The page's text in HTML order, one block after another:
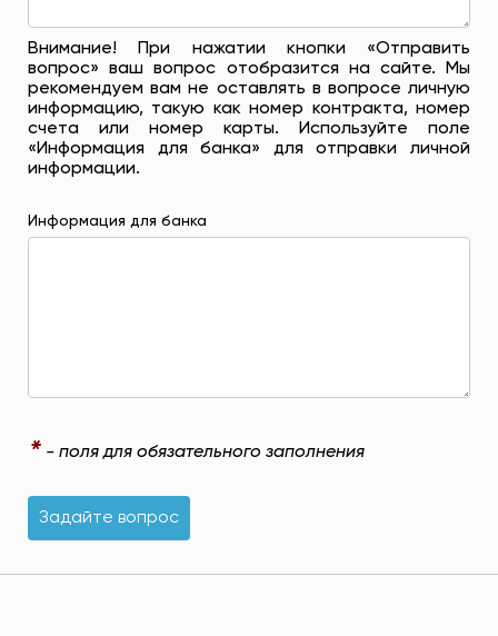
Внимание! При нажатии кнопки «Отправить
вопрос» ваш вопрос отобразится на сайте. Мы
рекомендуем вам не оставлять в вопросе личную
информацию, такую ​​как номер контракта, номер
счета или номер карты. Используйте поле
«Информация для банка» для отправки личной
информации.
Информация для банка
* - поля для обязательного заполнения
Задайте вопрос